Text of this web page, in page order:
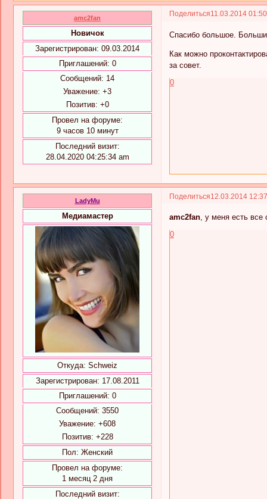
Поделиться11.03.2014
amc2fan
Новичок
Зарегистрирован: 09.03.2014
Приглашений: 0
Сообщений: 14
Уважение: +3
Позитив: +0
Провел на форуме:
9 часов 10 минут
Последний визит:
28.04.2020 04:25:34 am
Спасибо большое.
Как можно
за совет.
0
Поделиться12.03.2014
LadyMu
Медиамастер
Откуда: Schweiz
Зарегистрирован: 17.08.2011
Приглашений: 0
Сообщений: 3550
Уважение: +608
Позитив: +228
Пол: Женский
Провел на форуме:
1 месяц 2 дня
Последний визит:
amc2fan, у меня есть все
0